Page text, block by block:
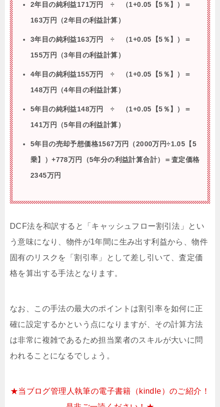
2年目の純利益171万円 ÷ （1+0.05【5％】）＝
163万円（2年目の利益計算）
3年目の純利益163万円 ÷ （1+0.05【5％】）＝
155万円（3年目の利益計算）
4年目の純利益155万円 ÷ （1+0.05【5％】）＝
148万円（4年目の利益計算）
5年目の純利益148万円 ÷ （1+0.05【5％】）＝
141万円（5年目の利益計算）
5年目の売却予想価格1567万円（2000万円÷1.05【5
乗】）+778万円（5年分の利益計算合計）＝査定価格
2345万円
DCF法を和訳すると「キャッシュフロー割引法」とい
う意味になり、物件が1年間に生み出す利益から、物件
固有のリスクを「割引率」として差し引いて、査定価
格を算出する手法となります。
なお、この手法の最大のポイントは割引率を如何に正
確に設定するかという点になりますが、その計算方法
は非常に複雑であるため担当業者のスキルが大いに問
われることになるでしょう。
★当ブログ管理人執筆の電子書籍（kindle）のご紹介！